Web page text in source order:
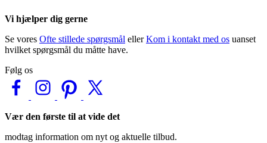
Vi hjælper dig gerne
Se vores Ofte stillede spørgsmål ellerKom i kontakt med os uanset
hvilket spørgsmål du måtte have.
Følg os
Vær den første til at vide det
modtag information om nyt og aktuelle tilbud.